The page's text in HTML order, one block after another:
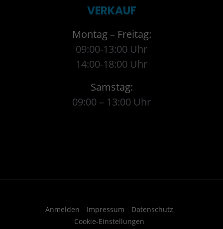
VERKAUF
Montag – Freitag:
09:00-13:00 Uhr
14:00-18:00 Uhr
Samstag:
09:00 – 13:00 Uhr
Anmelden Impressum
Datenschutz
Cookie-Einstellungen